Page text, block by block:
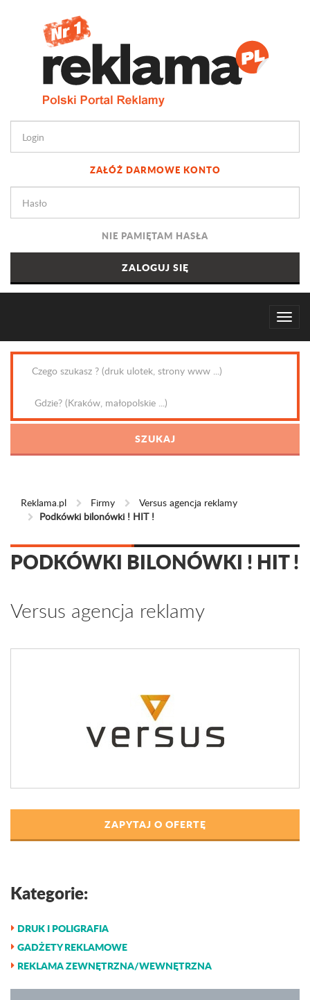
ZAŁÓŻ DARMOWE KONTO
NIE PAMIĘTAM HASŁA
Reklama.pl Firmy
Versus agencja reklamy
Podkówki bilonówki ! HIT !
PODKÓWKI BILONÓWKI ! HIT !
Versus agencja reklamy
ZAPYTAJ O OFERTĘ
Kategorie:
DRUK I POLIGRAFIA
GADŻETY REKLAMOWE
REKLAMA ZEWNĘTRZNA/WEWNĘTRZNA